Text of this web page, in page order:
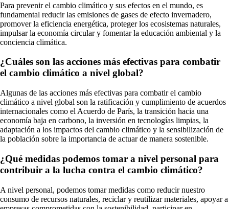
Para prevenir el cambio climático y sus efectos en el mundo, es
fundamental reducir las emisiones de gases de efecto invernadero,
promover la eficiencia energética, proteger los ecosistemas naturales,
impulsar la economía circular y fomentar la educación ambiental y la
conciencia climática.
¿Cuáles son las acciones más efectivas para combatir
el cambio climático a nivel global?
Algunas de las acciones más efectivas para combatir el cambio
climático a nivel global son la ratificación y cumplimiento de acuerdos
internacionales como el Acuerdo de París, la transición hacia una
economía baja en carbono, la inversión en tecnologías limpias, la
adaptación a los impactos del cambio climático y la sensibilización de
la población sobre la importancia de actuar de manera sostenible.
¿Qué medidas podemos tomar a nivel personal para
contribuir a la lucha contra el cambio climático?
A nivel personal, podemos tomar medidas como reducir nuestro
consumo de recursos naturales, reciclar y reutilizar materiales, apoyar a